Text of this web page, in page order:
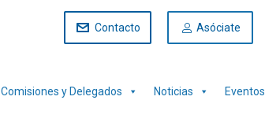
Contacto Asóciate
Comisiones y Delegados Noticias Eventos